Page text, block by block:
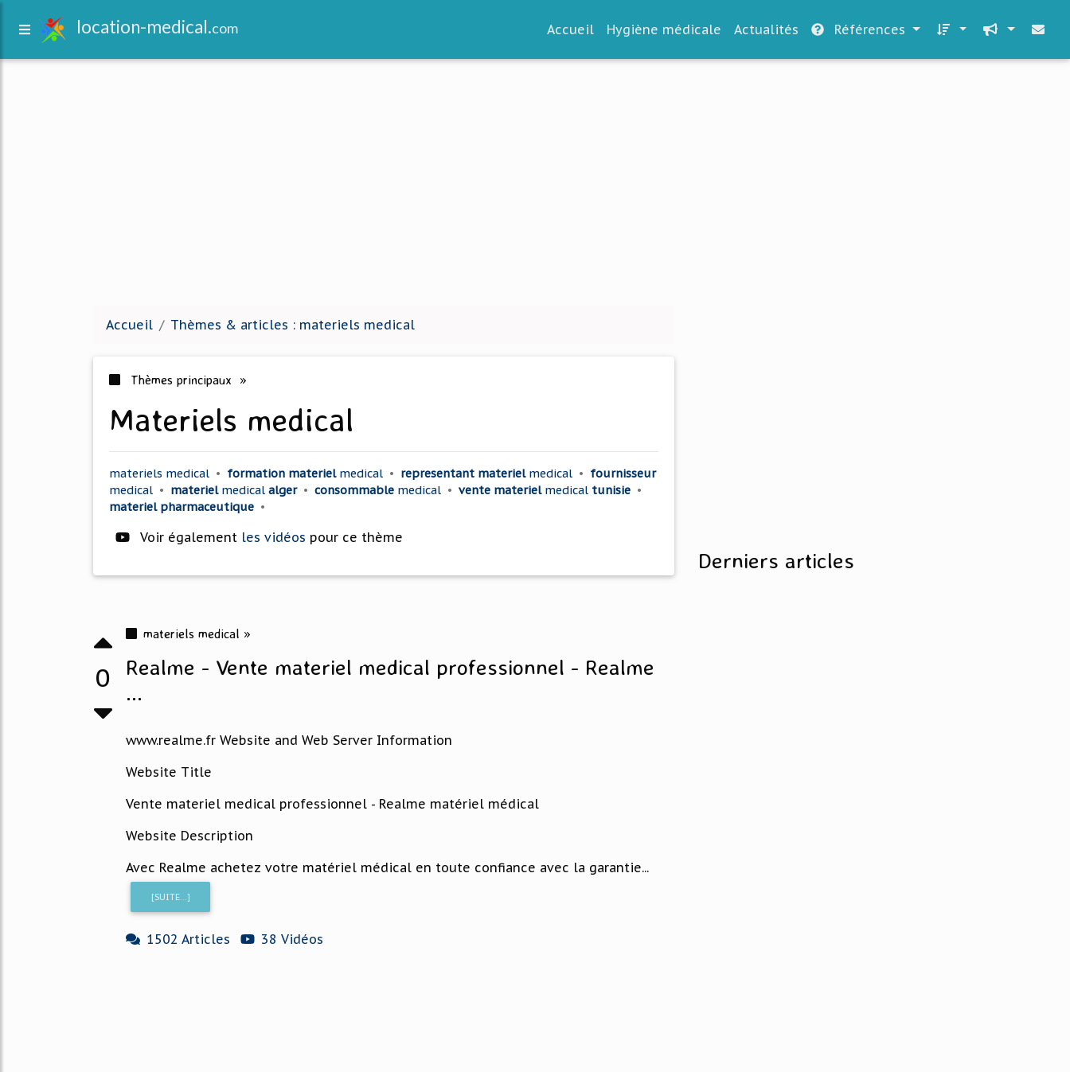
location-medical.com Accueil Hygiène médicale Actualités Références
Accueil Thèmes & articles : materiels medical
Thèmes principaux »
materiels medical
materiels medical • formation materiel medical • representant materiel medical • fournisseur
medical • materiel medical alger • consommable medical • vente materiel medical tunisie •
materiel pharmaceutique •
Voir également les vidéos pour ce thème
0
materiels medical »
Realme - Vente materiel medical professionnel - Realme
...
www.realme.fr Website and Web Server Information
Website Title
Vente materiel medical professionnel - Realme matériel médical
Website Description
Avec Realme achetez votre matériel médical en toute confiance avec la garantie...
[SUITE...]
1502 Articles 38 Vidéos
Derniers articles